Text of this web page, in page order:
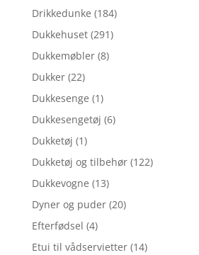
Drikkedunke (184)
Dukkehuset (291)
Dukkemøbler (8)
Dukker (22)
Dukkesenge (1)
Dukkesengetøj (6)
Dukketøj (1)
Dukketøj og tilbehør (122)
Dukkevogne (13)
Dyner og puder (20)
Efterfødsel (4)
Etui til vådservietter (14)